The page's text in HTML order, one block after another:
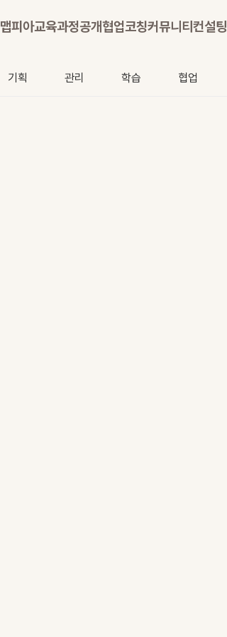
맵피아교육과정공개협업코칭커뮤니티컨설팅
기획 관리 학습 협업